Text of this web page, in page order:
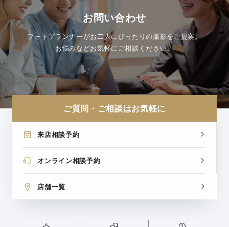
お問い合わせ
フォトプランナーがお二人にぴったりの撮影をご提案。
お悩みなどお気軽にご相談ください。
ご質問・ご相談はお気軽に
来店相談予約
オンライン相談予約
店舗一覧